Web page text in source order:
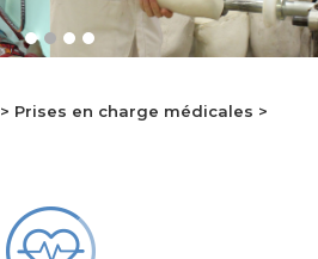
> Prises en charge médicales >